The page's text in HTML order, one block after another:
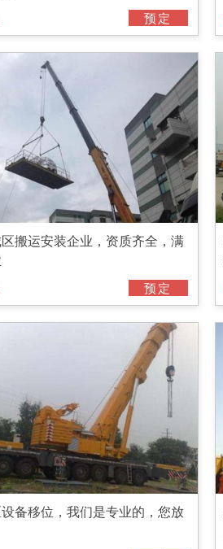
预定
搬运安装企业，资质齐全，满
预定
备移位，我们是专业的，您放